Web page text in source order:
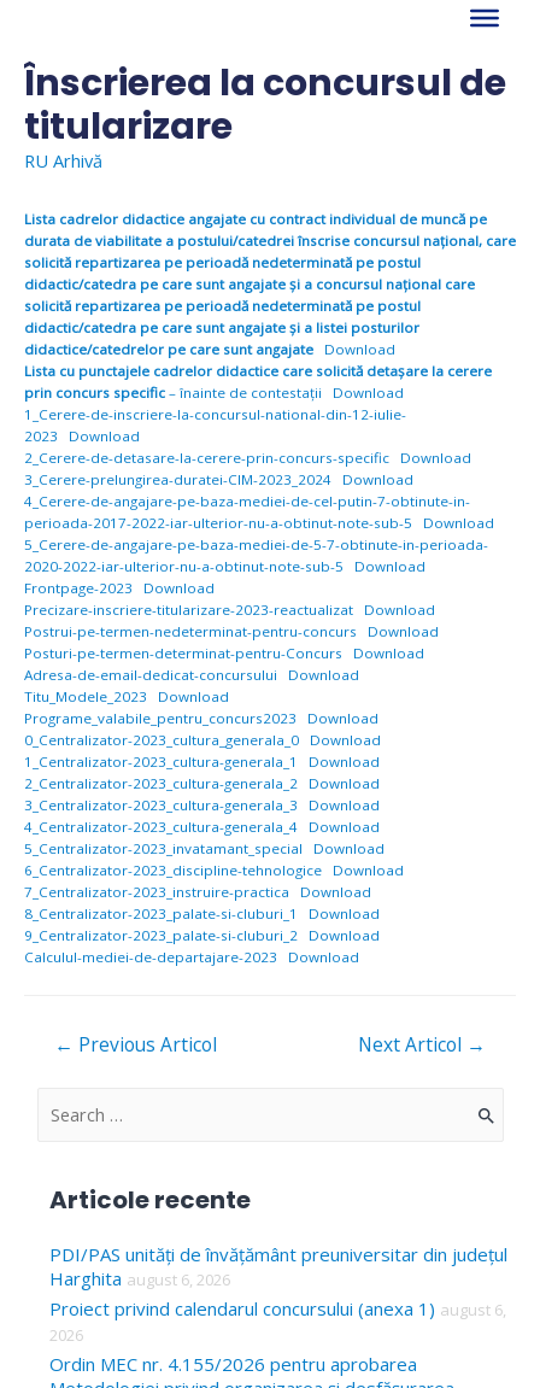
contentÎnscrierea la concursul de
titularizare
RU Arhivă
Lista cadrelor didactice angajate cu contract individual de muncă pe
durata de viabilitate a postului/catedrei înscrise concursul naţional, care
solicită repartizarea pe perioadă nedeterminată pe postul
didactic/catedra pe care sunt angajate şi a concursul naţional care
solicită repartizarea pe perioadă nedeterminată pe postul
didactic/catedra pe care sunt angajate şi a listei posturilor
didactice/catedrelor pe care sunt angajate
Download
Lista cu punctajele cadrelor didactice care solicită detașare la cerere
prin concurs specific – înainte de contestații
Download
1_Cerere-de-inscriere-la-concursul-national-din-12-iulie-
2023
Download
2_Cerere-de-detasare-la-cerere-prin-concurs-specific
Download
3_Cerere-prelungirea-duratei-CIM-2023_2024
Download
4_Cerere-de-angajare-pe-baza-mediei-de-cel-putin-7-obtinute-in-
perioada-2017-2022-iar-ulterior-nu-a-obtinut-note-sub-5
Download
5_Cerere-de-angajare-pe-baza-mediei-de-5-7-obtinute-in-perioada-
2020-2022-iar-ulterior-nu-a-obtinut-note-sub-5
Download
Frontpage-2023
Download
Precizare-inscriere-titularizare-2023-reactualizat
Download
Postrui-pe-termen-nedeterminat-pentru-concurs
Download
Posturi-pe-termen-determinat-pentru-Concurs
Download
Adresa-de-email-dedicat-concursului
Download
Titu_Modele_2023
Download
Programe_valabile_pentru_concurs2023
Download
0_Centralizator-2023_cultura_generala_0
Download
1_Centralizator-2023_cultura-generala_1
Download
2_Centralizator-2023_cultura-generala_2
Download
3_Centralizator-2023_cultura-generala_3
Download
4_Centralizator-2023_cultura-generala_4
Download
5_Centralizator-2023_invatamant_special
Download
6_Centralizator-2023_discipline-tehnologice
Download
7_Centralizator-2023_instruire-practica
Download
8_Centralizator-2023_palate-si-cluburi_1
Download
9_Centralizator-2023_palate-si-cluburi_2
Download
Calculul-mediei-de-departajare-2023
Download
Navigare
← Previous Articol Next Articol →
S
c
h
f
o
Articole recente
PDI/PAS unități de învățământ preuniversitar din județul
Harghita august 6, 2026
Proiect privind calendarul concursului (anexa 1) august 6,
2026
Ordin MEC nr. 4.155/2026 pentru aprobarea